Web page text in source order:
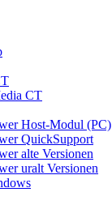
CT
Host-Modul (PC)
QuickSupport
alte Versionen
uralt Versionen